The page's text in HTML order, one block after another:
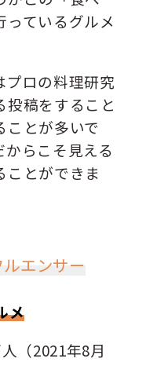
ているグルメ
プロの料理研究
投稿をすること
ことが多いで
らこそ見える
ことができま
エンサー
メ
（2021年8月